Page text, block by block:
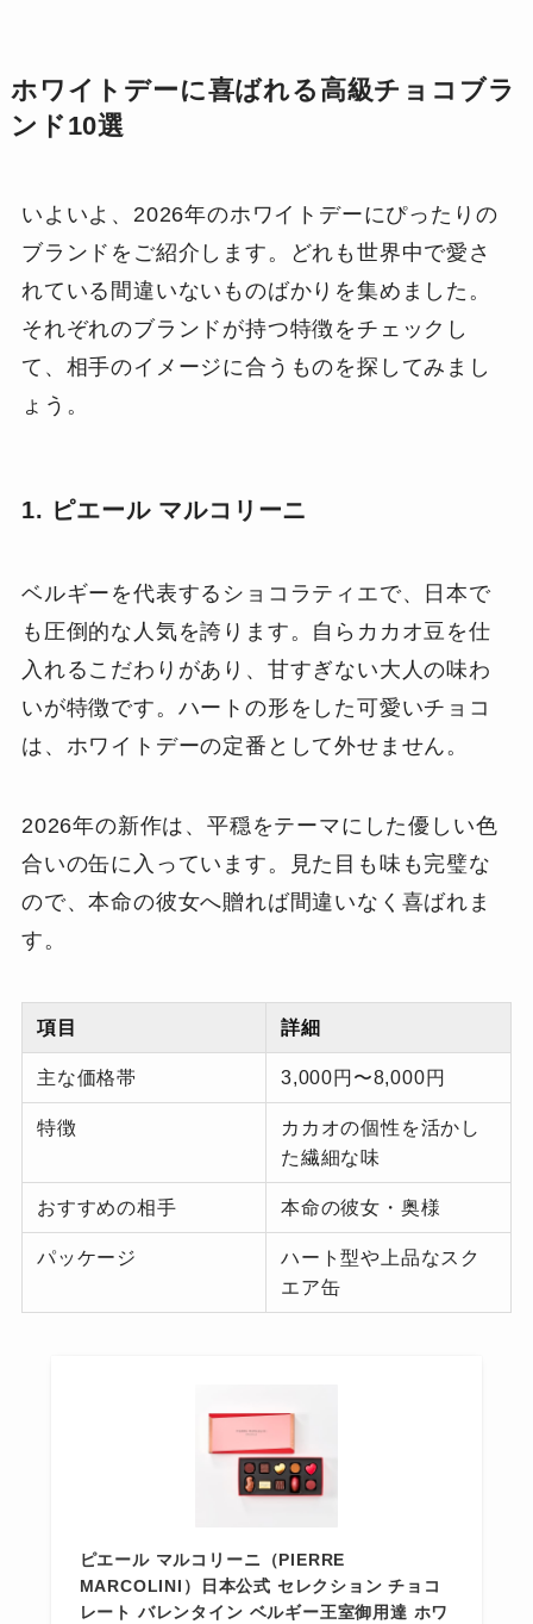
ホワイトデーに喜ばれる高級チョコブラ
ンド10選
いよいよ、2026年のホワイトデーにぴったりの
ブランドをご紹介します。どれも世界中で愛さ
れている間違いないものばかりを集めました。
それぞれのブランドが持つ特徴をチェックし
て、相手のイメージに合うものを探してみまし
ょう。
1. ピエール マルコリーニ
ベルギーを代表するショコラティエで、日本で
も圧倒的な人気を誇ります。自らカカオ豆を仕
入れるこだわりがあり、甘すぎない大人の味わ
いが特徴です。ハートの形をした可愛いチョコ
は、ホワイトデーの定番として外せません。
2026年の新作は、平穏をテーマにした優しい色
合いの缶に入っています。見た目も味も完璧な
ので、本命の彼女へ贈れば間違いなく喜ばれま
す。
項目 詳細
主な価格帯 3,000円〜8,000円
特徴
カカオの個性を活かし
た繊細な味
おすすめの相手 本命の彼女・奥様
パッケージ
ハート型や上品なスク
エア缶
ピエール マルコリーニ（PIERRE
MARCOLINI）日本公式 セレクション チョコ
レート バレンタイン ベルギー王室御用達 ホワ